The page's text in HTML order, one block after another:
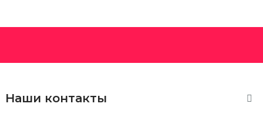
Наши контакты 